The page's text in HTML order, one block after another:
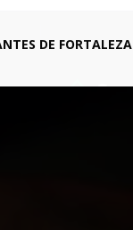
DE FORTALEZA